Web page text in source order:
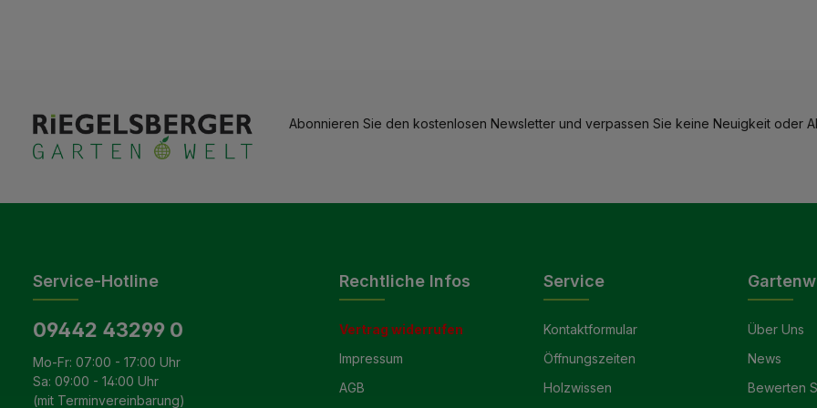
Abonnieren Sie den kostenlosen Newsletter und verpassen Sie keine Neuigkeit oder
Service-Hotline
09442 43299 0
Mo-Fr: 07:00 - 17:00 Uhr
Sa: 09:00 - 14:00 Uhr
(mit Terminvereinbarung)
Rechtliche Infos
Vertrag widerrufen
Impressum
AGB
Service
Kontaktformular
Öffnungszeiten
Holzwissen
Über Uns
News
Bewerten